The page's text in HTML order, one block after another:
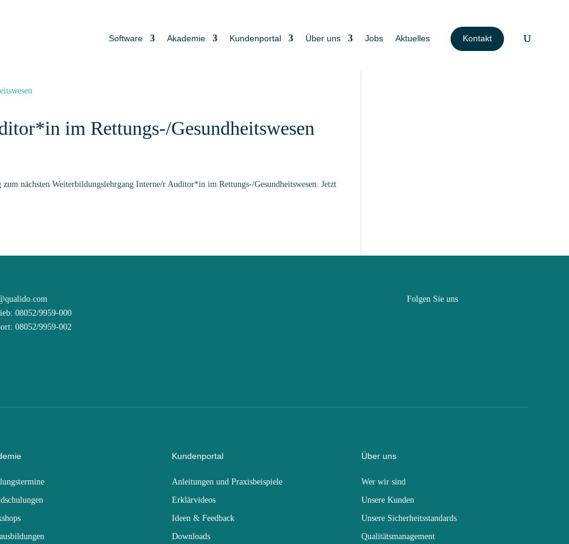
Software Akademie Kundenportal Über uns Jobs Aktuelles Kontakt
im Rettungs-/Gesundheitswesen
nächsten Weiterbildungslehrgang Interne/r Auditor*in im Rettungs-/Gesundheitswesen. Jetzt
08052/9959-000
08052/9959-002
Folgen Sie uns
Kundenportal
Anleitungen und Praxisbeispiele
Erklärvideos
Ideen & Feedback
Downloads
Über uns
Wer wir sind
Unsere Kunden
Unsere Sicherheitsstandards
Qualitätsmanagement